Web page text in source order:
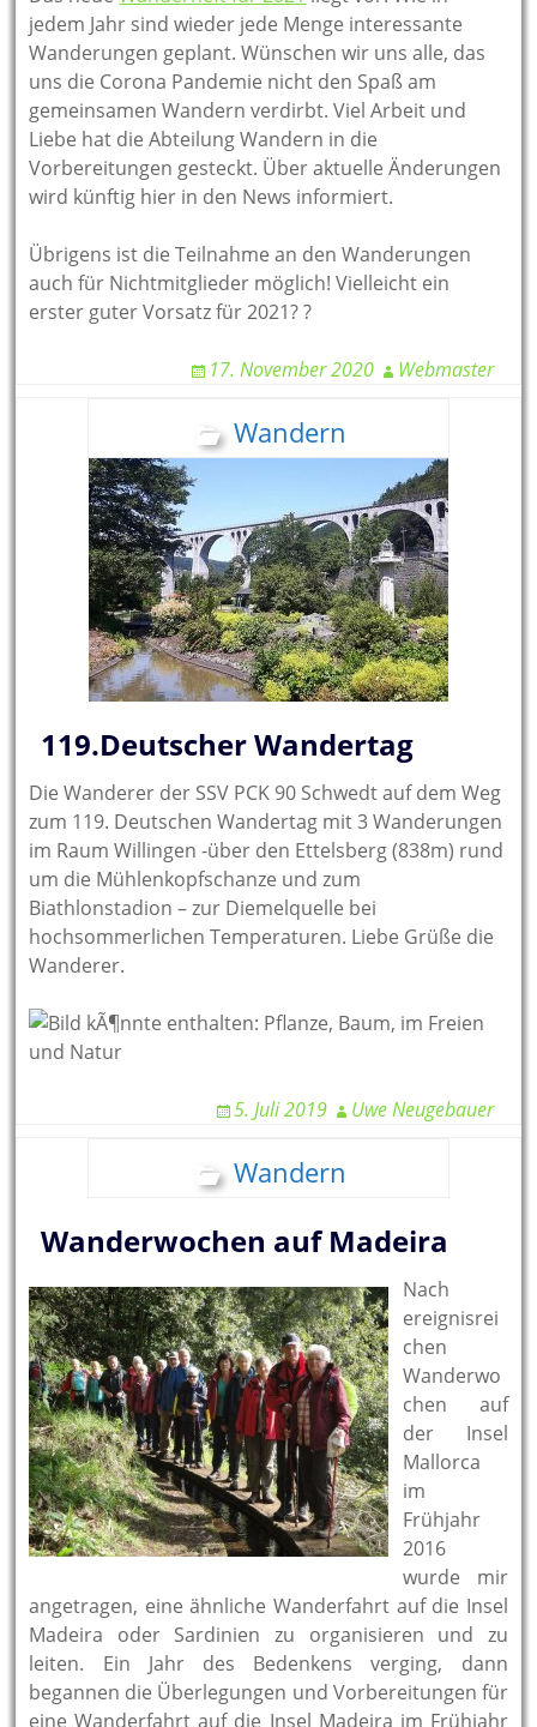
jedem Jahr sind wieder jede Menge interessante
Wanderungen geplant. Wünschen wir uns alle, das
uns die Corona Pandemie nicht den Spaß am
gemeinsamen Wandern verdirbt. Viel Arbeit und
Liebe hat die Abteilung Wandern in die
Vorbereitungen gesteckt. Über aktuelle Änderungen
wird künftig hier in den News informiert.
Übrigens ist die Teilnahme an den Wanderungen
auch für Nichtmitglieder möglich! Vielleicht ein
erster guter Vorsatz für 2021? ?
17. November 2020 Webmaster
Wandern
119.Deutscher Wandertag
Die Wanderer der SSV PCK 90 Schwedt auf dem Weg
zum 119. Deutschen Wandertag mit 3 Wanderungen
im Raum Willingen -über den Ettelsberg (838m) rund
um die Mühlenkopfschanze und zum
Biathlonstadion – zur Diemelquelle bei
hochsommerlichen Temperaturen. Liebe Grüße die
Wanderer.
5. Juli 2019 Uwe Neugebauer
Wandern
Wanderwochen auf Madeira
Nach
ereignisrei
chen
Wanderwo
chen auf
der Insel
Mallorca
im
Frühjahr
2016
wurde mir
angetragen, eine ähnliche Wanderfahrt auf die Insel
Madeira oder Sardinien zu organisieren und zu
leiten. Ein Jahr des Bedenkens verging, dann
begannen die Überlegungen und Vorbereitungen für
eine Wanderfahrt auf die Insel Madeira im Frühjahr